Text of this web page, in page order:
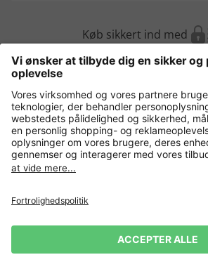
Køb sikkert ind med
Flere webshops
Danmark
Gør brug af fortrydelsesret
Cookie-indstillinger